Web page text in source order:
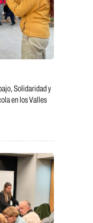
Solidaridad y
en los Valles